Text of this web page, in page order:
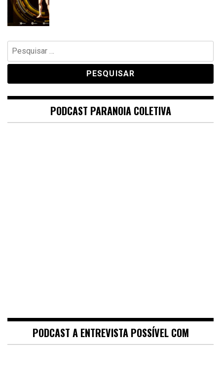
Pesquisar
por:
PODCAST PARANOIA COLETIVA
PODCAST A ENTREVISTA POSSÍVEL COM